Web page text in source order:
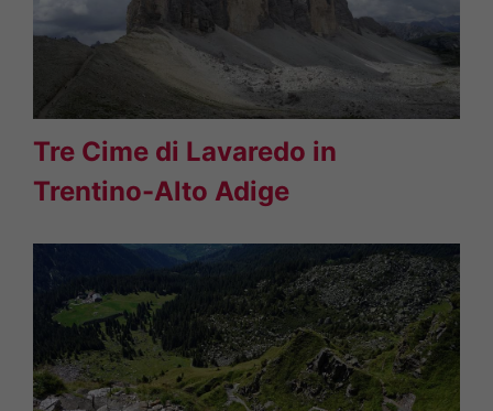
Tre Cime di Lavaredo in
Trentino-Alto Adige